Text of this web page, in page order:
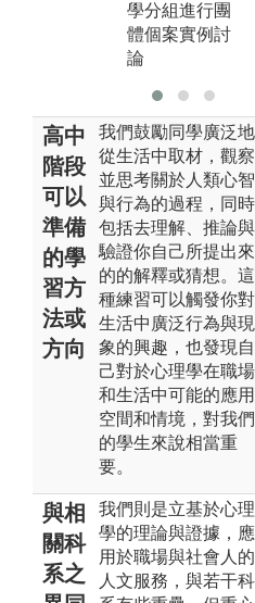
學分組進行團
體個案實例討
論
高中
階段
可以
準備
的學
習方
法或
方向
我們鼓勵同學廣泛地
從生活中取材，觀察
並思考關於人類心智
與行為的過程，同時
包括去理解、推論與
驗證你自己所提出來
的的解釋或猜想。這
種練習可以觸發你對
生活中廣泛行為與現
象的興趣，也發現自
己對於心理學在職場
和生活中可能的應用
空間和情境，對我們
的學生來說相當重
要。
與相
關科
系之
我們則是立基於心理
學的理論與證據，應
用於職場與社會人的
人文服務，與若干科